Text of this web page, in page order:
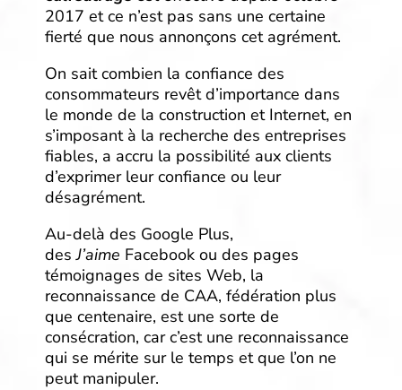
2017 et ce n’est pas sans une certaine
fierté que nous annonçons cet agrément.
On sait combien la confiance des
consommateurs revêt d’importance dans
le monde de la construction et Internet, en
s’imposant à la recherche des entreprises
fiables, a accru la possibilité aux clients
d’exprimer leur confiance ou leur
désagrément.
Au-delà des Google Plus,
des J’aime Facebook ou des pages
témoignages de sites Web, la
reconnaissance de CAA, fédération plus
que centenaire, est une sorte de
consécration, car c’est une reconnaissance
qui se mérite sur le temps et que l’on ne
peut manipuler.